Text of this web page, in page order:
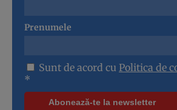
Prenumele
Sunt de acord cu Politica de
*